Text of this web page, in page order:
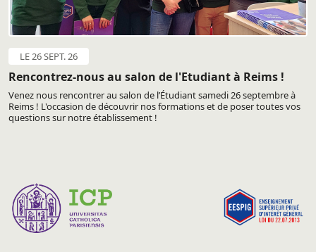
LE 26 SEPT. 26
Rencontrez-nous au salon de l'Etudiant à Reims !
Venez nous rencontrer au salon de l’Étudiant samedi 26 septembre à
Reims ! L'occasion de découvrir nos formations et de poser toutes vos
questions sur notre établissement !